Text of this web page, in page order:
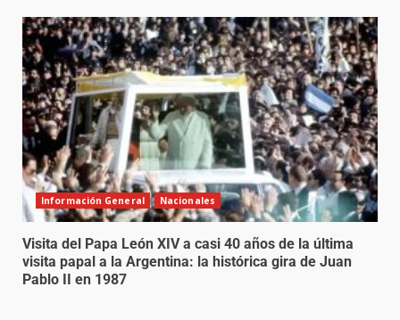
Información General Nacionales
Visita del Papa León XIV a casi 40 años de la última
visita papal a la Argentina: la histórica gira de Juan
Pablo II en 1987